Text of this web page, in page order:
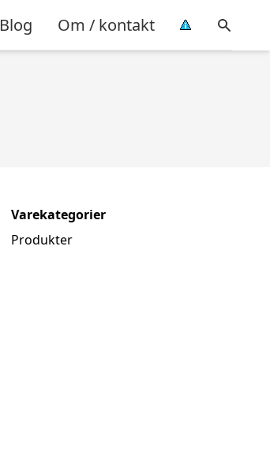
Blog Om / kontakt
Varekategorier
Produkter